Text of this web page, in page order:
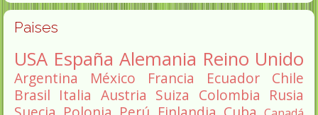
Paises
USA España Alemania Reino Unido
Argentina México Francia Ecuador
Chile
Brasil Italia Austria Suiza Colombia Rusia